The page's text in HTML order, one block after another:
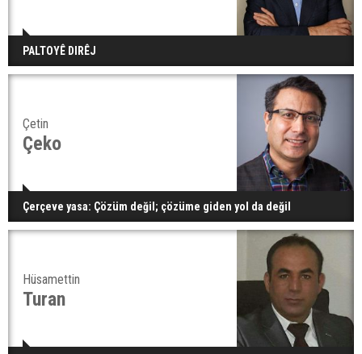
PALTOYÊ DIRÊJ
Çetin
Çeko
Çerçeve yasa: Çözüm değil; çözüme giden yol da değil
Hüsamettin
Turan